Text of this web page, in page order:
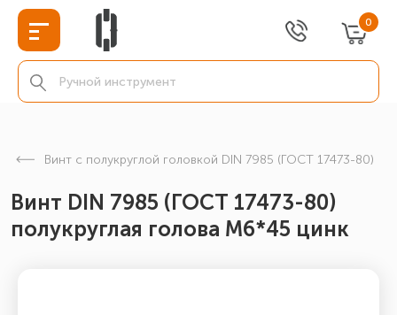
0
Винт с полукруглой головкой DIN 7985 (ГОСТ 17473-80)
Винт DIN 7985 (ГОСТ 17473-80)
полукруглая голова М6*45 цинк